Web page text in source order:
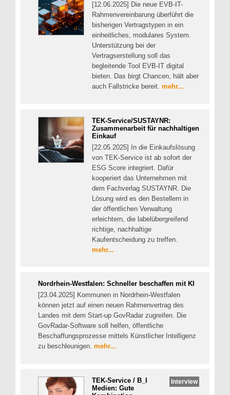
[12.06.2025] Die neue EVB-IT-
Rahmenvereinbarung überführt die
bisherigen Vertragstypen in ein
einheitliches, modulares System.
Unterstützung bei der
Vertragserstellung soll das
begleitende Tool EVB-IT digital
bieten. Das birgt Chancen, hält aber
auch Fallstricke bereit. mehr...
TEK-Service/SUSTAYNR:
Zusammenarbeit für nachhaltigen
Einkauf
[22.05.2025] In die Einkaufslösung
von TEK-Service ist ab sofort der
ESG Score integriert. Dafür
kooperiert das Unternehmen mit
dem Fachverlag SUSTAYNR. Die
Lösung wird es den Bestellern in
der öffentlichen Verwaltung
erleichtern, die labelübergreifend
richtige, nachhaltige
Kaufentscheidung zu treffen.
mehr...
Nordrhein-Westfalen: Schneller beschaffen mit KI
[23.04.2025] Kommunen in Nordrhein-Westfalen
können jetzt auf einen neuen Rahmenvertrag des
Landes mit dem Start-up GovRadar zugreifen. Die
GovRadar-Software soll helfen, öffentliche
Beschaffungsprozesse mittels Künstlicher Intelligenz
zu beschleunigen. mehr...
Interview
TEK-Service / B_I
Medien: Gute